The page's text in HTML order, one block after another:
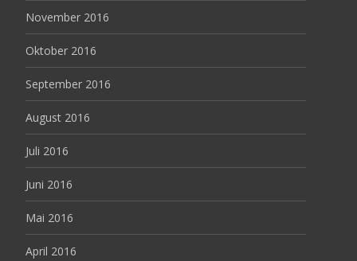
November 2016
Oktober 2016
September 2016
August 2016
Juli 2016
Juni 2016
Mai 2016
April 2016